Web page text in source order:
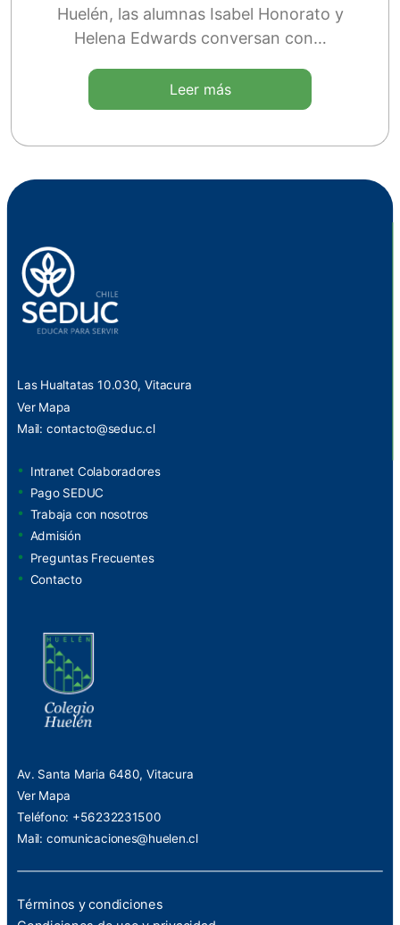
Huelén, las alumnas Isabel Honorato y
Helena Edwards conversan con…
Leer más
Las Hualtatas 10.030, Vitacura
Ver Mapa
Mail:contacto@seduc.cl
Intranet Colaboradores
Pago SEDUC
Trabaja con nosotros
Admisión
Preguntas Frecuentes
Contacto
Av. Santa Maria 6480, Vitacura
Ver Mapa
Teléfono: +56232231500
Mail:comunicaciones@huelen.cl
Términos y condiciones